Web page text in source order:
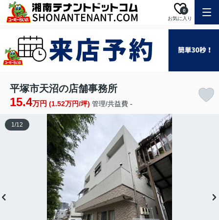
お気に入り
0
平塚市天沼の店舗事務所
15.4万円 (1.52万円/坪) 管理/共益費 -
1/12